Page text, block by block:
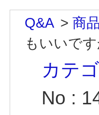
Q&A > 商
もいいです
カテ
No :